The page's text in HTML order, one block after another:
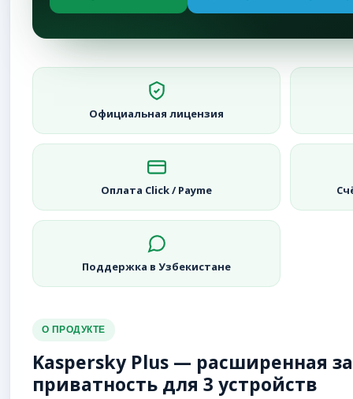
Официальная лицензия
Оплата Click / Payme
Поддержка в Узбекистане
О ПРОДУКТЕ
Kaspersky Plus — расширенная
приватность для 3 устройств